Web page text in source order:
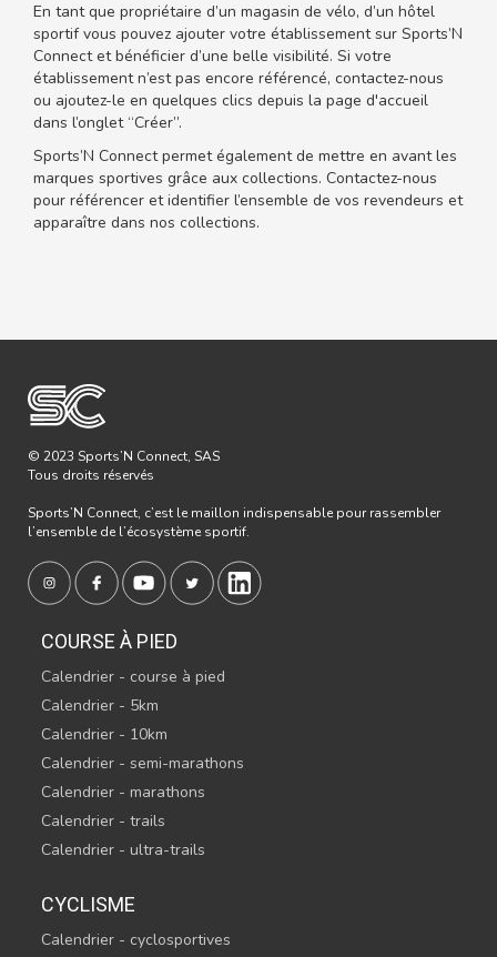
En tant que propriétaire d’un magasin de vélo, d’un hôtel
sportif vous pouvez ajouter votre établissement sur Sports’N
Connect et bénéficier d’une belle visibilité. Si votre
établissement n’est pas encore référencé, contactez-nous
ou ajoutez-le en quelques clics depuis la page d'accueil
dans l’onglet “Créer”.
Sports’N Connect permet également de mettre en avant les
marques sportives grâce aux collections. Contactez-nous
pour référencer et identifier l’ensemble de vos revendeurs et
apparaître dans nos collections.
© 2023 Sports’N Connect, SAS
Tous droits réservés
Sports’N Connect, c’est le maillon indispensable pour rassembler
l’ensemble de l’écosystème sportif.
COURSE À PIED
Calendrier - course à pied
Calendrier - 5km
Calendrier - 10km
Calendrier - semi-marathons
Calendrier - marathons
Calendrier - trails
Calendrier - ultra-trails
CYCLISME
Calendrier - cyclosportives